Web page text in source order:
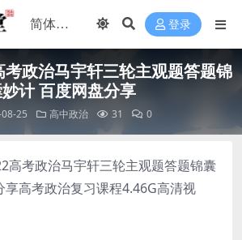
登录
政治马宇轩三轮主观题答题锦
计 百度网盘分享
25 高中政治 31 0
考政治马宇轩三轮主观题答题锦囊
享高考政治复习课程4.46G高清视